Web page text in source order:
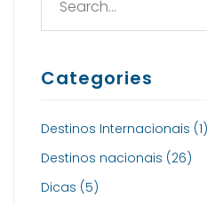
Categories
Destinos Internacionais (1)
Destinos nacionais (26)
Dicas (5)